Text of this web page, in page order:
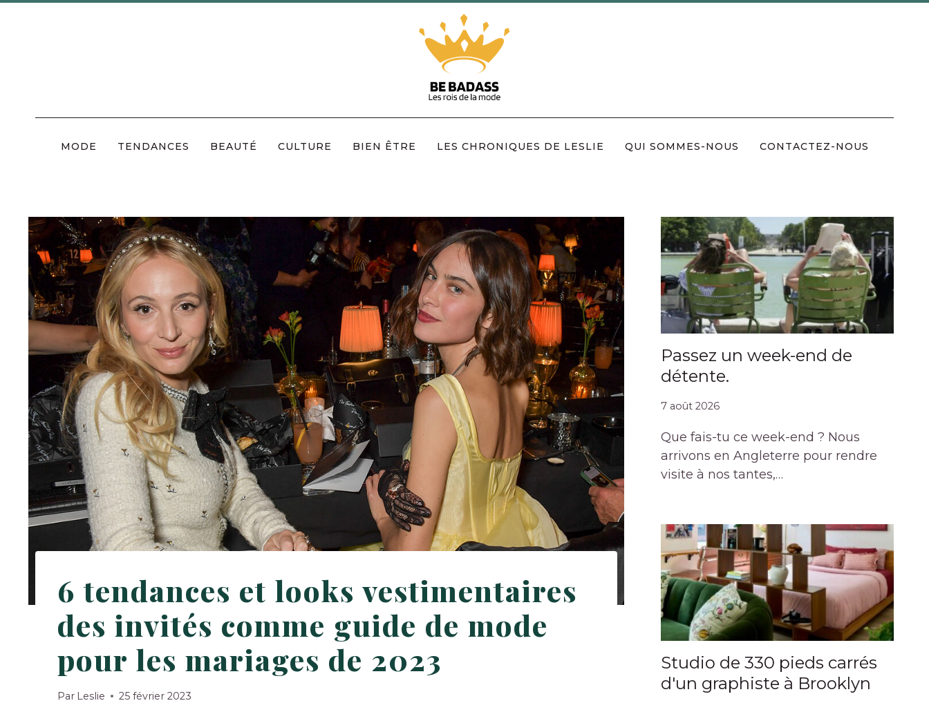
MODE TENDANCES BEAUTÉ CULTURE BIEN ÊTRE LES CHRONIQUES DE LESLIE QUI SOMMES-NOUS CONTACTEZ-NOUS
6 tendances et looks vestimentaires
des invités comme guide de mode
pour les mariages de 2023
Par Leslie 25 février 2023
Passez un week-end de
détente.
7 août 2026
Que fais-tu ce week-end ? Nous
arrivons en Angleterre pour rendre
visite à nos tantes,…
Studio de 330 pieds carrés
d'un graphiste à Brooklyn